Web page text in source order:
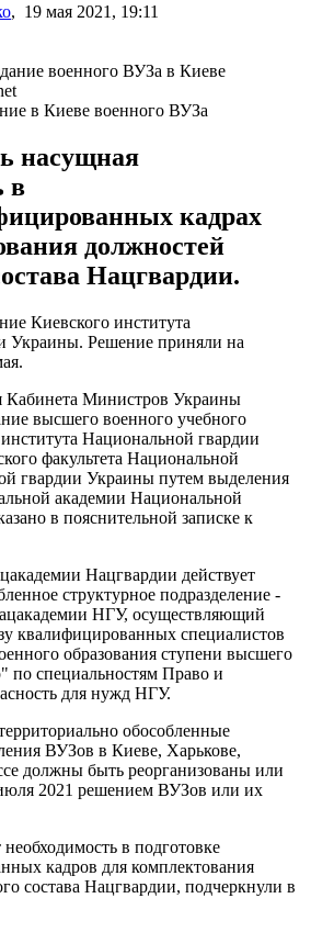
, 19 мая 2021, 19:11
в Киеве военного ВУЗа
насущная
в
кадрах
должностей
Нацгвардии.
Киевского института
Украины. Решение приняли на
Кабинета Министров Украины
высшего военного учебного
Национальной гвардии
факультета Национальной
гвардии Украины путем выделения
академии Национальной
в пояснительной записке к
Нацгвардии действует
структурное подразделение -
НГУ, осуществляющий
квалифицированных специалистов
образования ступени высшего
по специальностям Право и
для нужд НГУ.
обособленные
ВУЗов в Киеве, Харькове,
должны быть реорганизованы или
2021 решением ВУЗов или их
в подготовке
кадров для комплектования
состава Нацгвардии, подчеркнули в